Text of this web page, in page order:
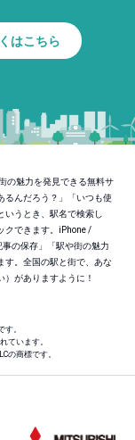
はこちら
の魅力を発見できる無料サ
るんだろう？」「いつも使
いうとき、駅名で検索し
クできます。iPhone /
の保存」「駅や街の魅力
す。全国の駅と街で、あな
がありますように！
す。
ています。
の商標です。